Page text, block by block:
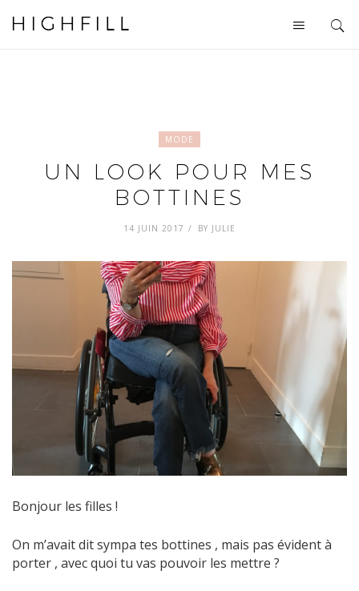
MODE
UN LOOK POUR MES
BOTTINES
14 JUIN 2017 BY JULIE
Bonjour les filles !
On m’avait dit sympa tes bottines , mais pas évident à
porter , avec quoi tu vas pouvoir les mettre ?